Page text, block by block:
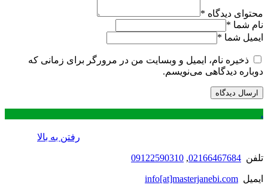
محتوای دیدگاه *
نام شما *
ایمیل شما *
ذخیره نام، ایمیل و وبسایت من در مرورگر برای زمانی که
دوباره دیدگاهی می‌نویسم.
.
رفتن به بالا
تلفن 02166467684
,
09122590310
ایمیل info[at]masterjanebi.com